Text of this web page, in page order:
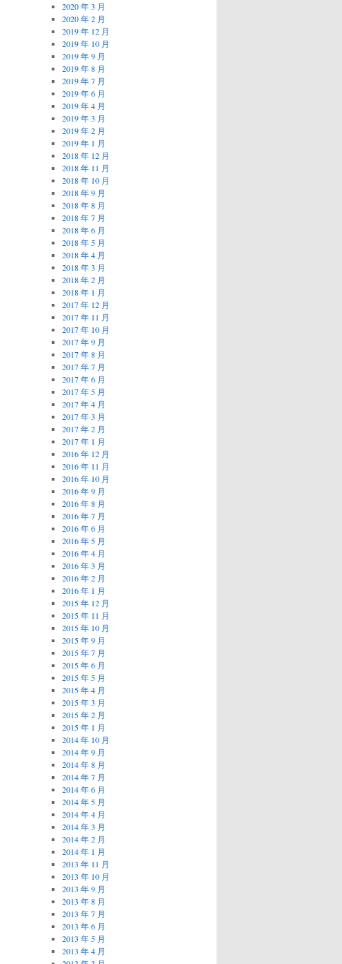
2020 年 3 月
2020 年 2 月
2019 年 12 月
2019 年 10 月
2019 年 9 月
2019 年 8 月
2019 年 7 月
2019 年 6 月
2019 年 4 月
2019 年 3 月
2019 年 2 月
2019 年 1 月
2018 年 12 月
2018 年 11 月
2018 年 10 月
2018 年 9 月
2018 年 8 月
2018 年 7 月
2018 年 6 月
2018 年 5 月
2018 年 4 月
2018 年 3 月
2018 年 2 月
2018 年 1 月
2017 年 12 月
2017 年 11 月
2017 年 10 月
2017 年 9 月
2017 年 8 月
2017 年 7 月
2017 年 6 月
2017 年 5 月
2017 年 4 月
2017 年 3 月
2017 年 2 月
2017 年 1 月
2016 年 12 月
2016 年 11 月
2016 年 10 月
2016 年 9 月
2016 年 8 月
2016 年 7 月
2016 年 6 月
2016 年 5 月
2016 年 4 月
2016 年 3 月
2016 年 2 月
2016 年 1 月
2015 年 12 月
2015 年 11 月
2015 年 10 月
2015 年 9 月
2015 年 7 月
2015 年 6 月
2015 年 5 月
2015 年 4 月
2015 年 3 月
2015 年 2 月
2015 年 1 月
2014 年 10 月
2014 年 9 月
2014 年 8 月
2014 年 7 月
2014 年 6 月
2014 年 5 月
2014 年 4 月
2014 年 3 月
2014 年 2 月
2014 年 1 月
2013 年 11 月
2013 年 10 月
2013 年 9 月
2013 年 8 月
2013 年 7 月
2013 年 6 月
2013 年 5 月
2013 年 4 月